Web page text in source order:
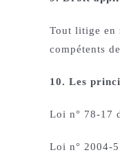
Tout litige en
compétents
10. Les
Loi n° 78-17
Loi n° 2004-